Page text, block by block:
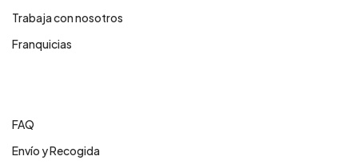
Trabaja con nosotros
Franquicias
FAQ
Envío y Recogida